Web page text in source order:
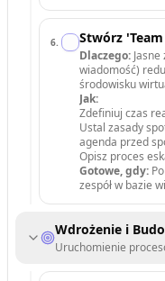
6. Stwórz
Dlaczego:
wiadomość)
środowisku
Jak:
Zdefiniuj czas
Ustal zasady
agenda przed
Opisz proces
Gotowe, gdy:
zespół w bazie
Wdrożenie i
Uruchomienie